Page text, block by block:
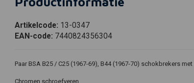
Artikelcode: 13-0347
EAN-code: 7440824356304
Paar BSA B25 / C25 (1967-69), B44 (1967-70) schokbrekers
Chromen schroefveren